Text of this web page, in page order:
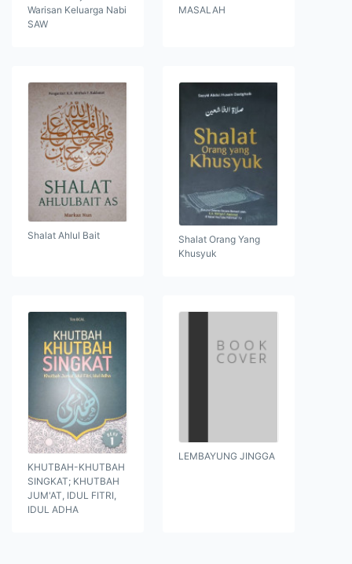
Warisan Keluarga Nabi
SAW
MASALAH
Shalat Ahlul Bait
Shalat Orang Yang
Khusyuk
KHUTBAH-KHUTBAH
SINGKAT; KHUTBAH
JUM'AT, IDUL FITRI,
IDUL ADHA
LEMBAYUNG JINGGA